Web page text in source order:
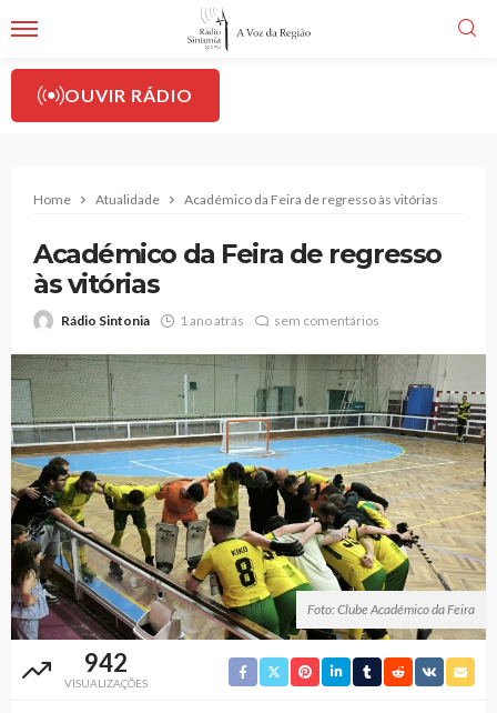
OUVIR RÁDIO
Home Atualidade Académico da Feira de regresso às vitórias
Académico da Feira de regresso
às vitórias
Rádio Sintonia 1 ano atrás sem comentários
Foto: Clube Académico da Feira
942
VISUALIZAÇÕES